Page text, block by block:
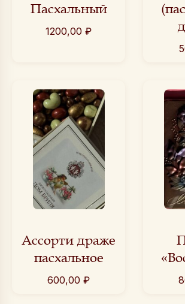
Пасхальный
1200,00 ₽
Ассорти драже
пасхальное
600,00 ₽